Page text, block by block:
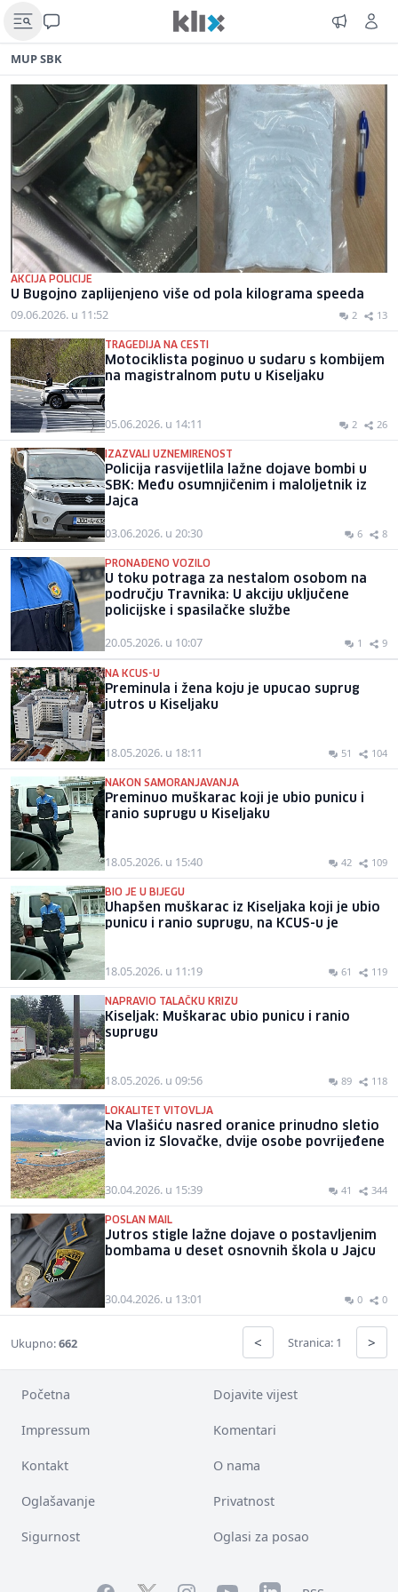
MUP SBK
AKCIJA POLICIJE
U Bugojno zaplijenjeno više od pola kilograma speeda
09.06.2026. u 11:52 2 13
TRAGEDIJA NA CESTI
Motociklista poginuo u sudaru s kombijem
na magistralnom putu u Kiseljaku
05.06.2026. u 14:11 2 26
IZAZVALI UZNEMIRENOST
Policija rasvijetlila lažne dojave bombi u
SBK: Među osumnjičenim i maloljetnik iz
Jajca
03.06.2026. u 20:30 6 8
PRONAĐENO VOZILO
U toku potraga za nestalom osobom na
području Travnika: U akciju uključene
policijske i spasilačke službe
20.05.2026. u 10:07 1 9
NA KCUS-U
Preminula i žena koju je upucao suprug
jutros u Kiseljaku
18.05.2026. u 18:11 51 104
NAKON SAMORANJAVANJA
Preminuo muškarac koji je ubio punicu i
ranio suprugu u Kiseljaku
18.05.2026. u 15:40 42 109
BIO JE U BIJEGU
Uhapšen muškarac iz Kiseljaka koji je ubio
punicu i ranio suprugu, na KCUS-u je
18.05.2026. u 11:19 61 119
NAPRAVIO TALAČKU KRIZU
Kiseljak: Muškarac ubio punicu i ranio
suprugu
18.05.2026. u 09:56 89 118
LOKALITET VITOVLJA
Na Vlašiću nasred oranice prinudno sletio
avion iz Slovačke, dvije osobe povrijeđene
30.04.2026. u 15:39 41 344
POSLAN MAIL
Jutros stigle lažne dojave o postavljenim
bombama u deset osnovnih škola u Jajcu
30.04.2026. u 13:01 0 0
Ukupno:662 < Stranica: 1 >
Početna Dojavite vijest
Impressum Komentari
Kontakt O nama
Oglašavanje Privatnost
Sigurnost Oglasi za posao